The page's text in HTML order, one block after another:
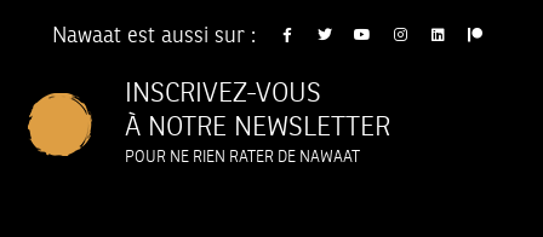
Nawaat est aussi sur :
INSCRIVEZ-VOUS
À NOTRE NEWSLETTER
POUR NE RIEN RATER DE NAWAAT